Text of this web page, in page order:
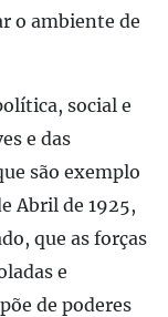
o ambiente de
social e
e das
são exemplo
Abril de 1925,
que as forças
e
de poderes